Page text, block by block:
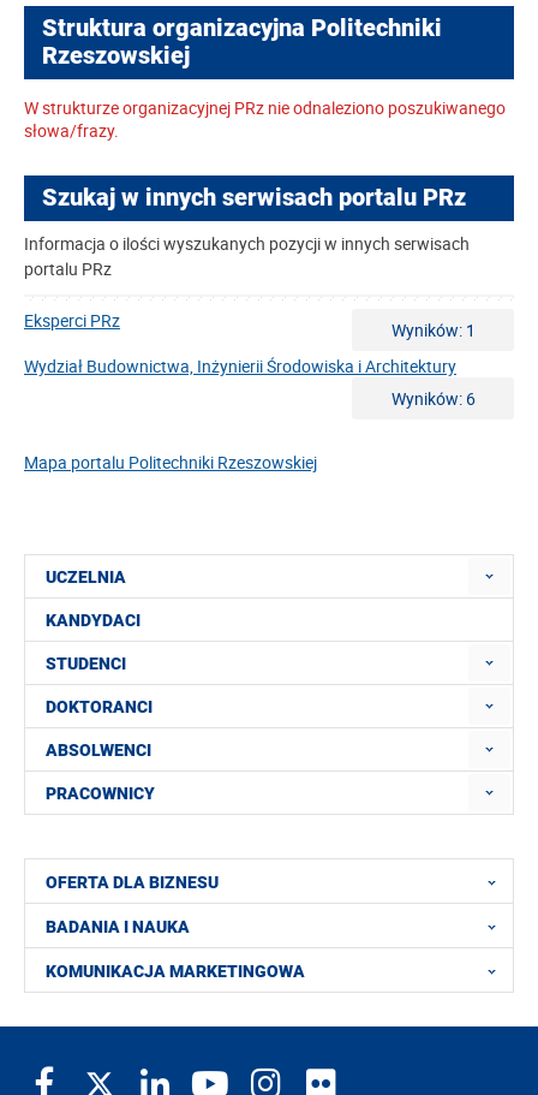
Struktura organizacyjna Politechniki
Rzeszowskiej
W strukturze organizacyjnej PRz nie odnaleziono poszukiwanego
słowa/frazy.
Szukaj w innych serwisach portalu PRz
Informacja o ilości wyszukanych pozycji w innych serwisach
portalu PRz
Eksperci PRz
Wyników: 1
Wydział Budownictwa, Inżynierii Środowiska i Architektury
Wyników: 6
Mapa portalu Politechniki Rzeszowskiej
UCZELNIA
KANDYDACI
STUDENCI
DOKTORANCI
ABSOLWENCI
PRACOWNICY
OFERTA DLA BIZNESU
BADANIA I NAUKA
KOMUNIKACJA MARKETINGOWA